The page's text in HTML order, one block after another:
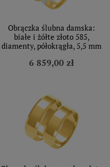
Obrączka ślubna damska:
białe i żółte złoto 585,
diamenty, półokrągła, 5,5 mm
6 859,00 zł